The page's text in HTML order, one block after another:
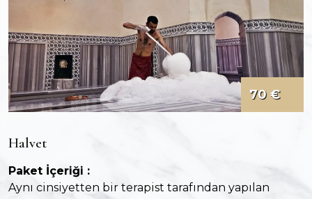
70 €
Halvet
Paket İçeriği :
Aynı cinsiyetten bir terapist tarafından yapılan